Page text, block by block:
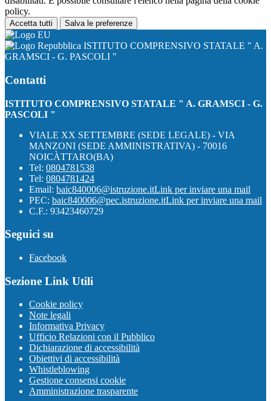
policy.
Accetta tutti Salva le preferenze
ISTITUTO COMPRENSIVO STATALE " A.
GRAMSCI - G. PASCOLI "
Contatti
ISTITUTO COMPRENSIVO STATALE " A. GRAMSCI - G.
PASCOLI "
VIALE XX SETTEMBRE (SEDE LEGALE) - VIA
MANZONI (SEDE AMMINISTRATIVA) - 70016
NOICÀTTARO(BA)
Tel: 0804781538
Tel: 0804781424
Email: baic840006@istruzione.itLink per inviare una mail
PEC: baic840006@pec.istruzione.itLink per inviare una mail
C.F.: 93423460729
Seguici su
Facebook
Sezione Link Utili
Cookie policy
Note legali
Informativa Privacy
Ufficio Relazioni con il Pubblico
Dichiarazione di accessibilità
Obiettivi di accessibilità
Whistleblowing
Gestione consensi cookie
Amministrazione trasparente